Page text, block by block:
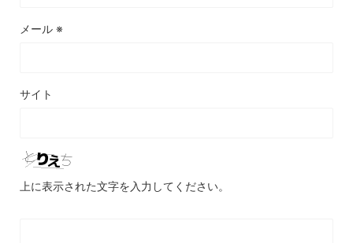
メール ※
サイト
上に表示された文字を入力してください。